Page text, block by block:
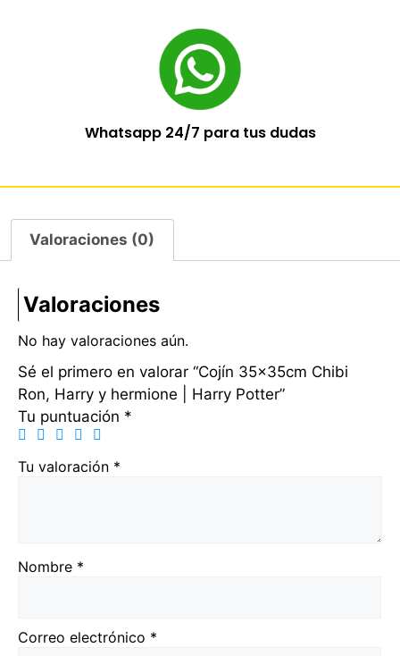
Whatsapp 24/7 para tus dudas
Valoraciones (0)
Valoraciones
No hay valoraciones aún.
Sé el primero en valorar “Cojín 35x35cm Chibi
Ron, Harry y hermione | Harry Potter”
Tu puntuación *
Tu valoración *
Nombre *
Correo electrónico *